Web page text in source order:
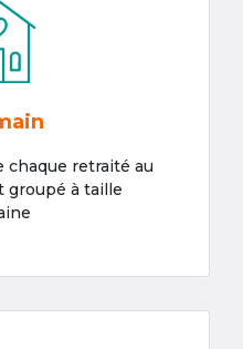
chaque retraité au
groupé à taille